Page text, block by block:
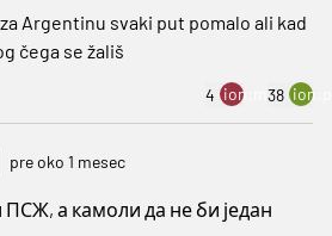
Argentinu svaki put pomalo ali kad
čega se žališ
4 ion:minus
38
pre oko 1 mesec
а камоли да не би један